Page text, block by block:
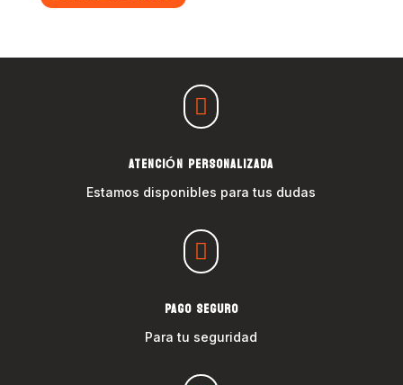

ATENCIÓN PERSONALIZADA
Estamos disponibles para tus dudas

PAGO SEGURO
Para tu seguridad